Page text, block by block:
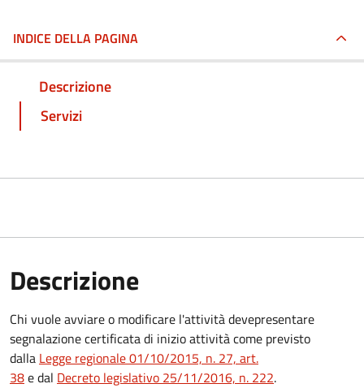
INDICE DELLA PAGINA
Descrizione
Servizi
Descrizione
Chi vuole avviare o modificare l'attività devepresentare
segnalazione certificata di inizio attività come previsto
dalla Legge regionale 01/10/2015, n. 27, art.
38e dal Decreto legislativo 25/11/2016, n. 222.